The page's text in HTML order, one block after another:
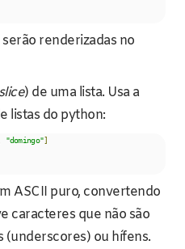
renderizadas no
slice) de uma lista. Usa a
listas do python:
"domingo"]
ASCII puro, convertendo
caracteres que não são
(underscores) ou hífens.